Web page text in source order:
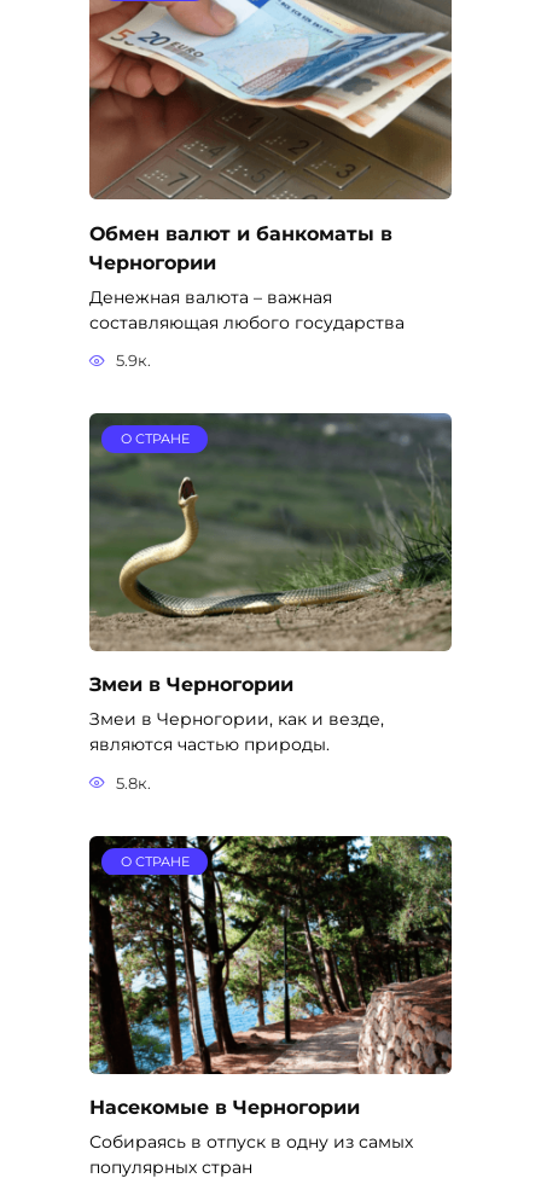
Обмен валют и банкоматы в
Черногории
Денежная валюта – важная
составляющая любого государства
5.9к.
О СТРАНЕ
Змеи в Черногории
Змеи в Черногории, как и везде,
являются частью природы.
5.8к.
О СТРАНЕ
Насекомые в Черногории
Собираясь в отпуск в одну из самых
популярных стран